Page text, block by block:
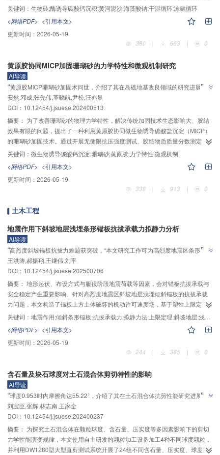
本文以黄河泥沙作为添加组分，将其引入基于酶诱导碳酸钙沉积（EICP）和海
藻酸钠制备石英砂砖的工艺中，通过测试砂砖在正常、酸性、干湿循环及冻融
循环4种环境下的强度、吸水率和微观结构，并基于机理分析，探讨掺入黄河泥
沙对石英砂砖性能的影响。结果表明：海藻酸钠的掺入可有效提高EICP处理石
英砂砖的强度，其强化效应既源于碳酸钙含量的增加，也与砂砖内部结构及碳
固结石英砂砖的抗压与抗折强度越大；在黄河泥沙最佳掺量下，砂砖的抗压与
抗折强度可分别提高1.09和0.97倍，且其对干湿、冻融循环及酸性环境的适应
能力显著增强。海藻酸钠为Ca2+ 的沉淀提供成核位点，促使碳酸钙在海藻酸大
分子网格中生长；黄河泥沙被碳酸钙晶体和海藻酸钙凝胶包裹，形成“海藻酸钙
凝胶-碳酸钙-黄河泥沙-石英砂”的四相单元结构，颗粒之间的黏聚力增大，结构
也更为致密。
关键词： 生物砖;酶诱导碳酸钙沉积;黄河泥沙;海藻酸钠;干湿循环;冻融循环
<网络PDF> <引用本文>
更新时间： 2026-05-19
380
| 663 | 0
黄原胶协同MICP加固珊瑚砂的力学特性和微观机制研究
AI导读
“黄原胶MICP珊瑚砂加固术问世，介绍了其在岛礁地基改良领域的研究进展，
研究团队建立了协同胶结体系，为解决传统加固生态影响大难题提供解决方
案。 ”
”
安然,邓成,张先伟,革晓航,尹松,汪亦显
DOI： 10.12454/j.jsuese.202400513
摘要： 为了改善珊瑚砂的物理力学特性，解决传统加固技术生态影响大、胶结
效果有限的问题，提出了一种利用黄原胶协同微生物诱导碳酸盐沉淀（MICP）
的珊瑚砂加固技术。通过开展无侧限抗压强度测试、胶结物质质量分数测定、
扫描电子显微镜（SEM）观测、X射线衍射（XRD）分析、计算机断层扫描
（CT）及细菌留存率监测等系统性的室内试验，研究了黄原胶掺量对固化珊瑚
砂力学特性和微观结构的影响规律，讨论了其加固机理。研究结果表明：经胶
结物质质量分数测定试验测得，与未掺入黄原胶的试样相比，掺入0.5%～2.0%
黄原胶后的胶结物质的质量分数增加了53.57%～88.43%；在黄原胶掺量为
试样的强度与变形性能得到大幅提高；结合SEM和XRD试验结果，发现黄原胶
为碳酸钙晶体重组提供更多的成核位点，形成体积更大的六面体菱形状方解
石，并促进“黄原胶-碳酸钙”团聚物的生成，增大颗粒间的黏结力与咬合作用，
进而提高颗粒的胶结强度；CT扫描试验表明，黄原胶与MICP的协同改性可有效
减小试样孔隙率和等效孔径，优化颗粒的空间排布，提高整体密实度。研究成
果对于岛礁珊瑚砂地基加固工程设计和施工具有一定借鉴和参考作用。
关键词： 微生物诱导碳酸钙沉淀;珊瑚砂;黄原胶;力学特性;微观机制
<网络PDF> <引用本文>
更新时间： 2026-05-19
338
| 913 | 0
土木工程
地震作用下斜坡地层浅埋条形锚板抗拔承载力拟静力分析
AI导读
“高烈度斜坡锚板抗拔力难题获突破，“本文研究工作可为高烈度地震区条形锚板
基础的设计及施工提供一定的理论参考”，团队构建解析模型并验证可靠性。
”
王洪涛,郝振翔,王继伟,刘平
DOI： 10.12454/j.jsuese.202500706
摘要： 地形起伏、布设方式与服役阶段地震荷载等因素，会对锚板抗拔承载与
安全稳定产生重要影响。针对高烈度地震区斜坡地层浅埋倾斜锚板的抗拔承载
力问题，本文构造了锚板上方土体破坏的机动许可速度场，基于塑性上限定理
与拟静力法，结合非线性Mohr‒Coulomb强度准则，推导出了地震作用下锚板
抗拔承载力、土体破裂曲线的解析表达式，揭示了锚板设计参数、土体参数及
地震力等因素对锚板抗拔承载力与土体破坏范围的影响规律。结果表明：锚板
抗拔承载力与埋深比、土体初始黏聚力、土体重度及地表荷载成正比，与锚板
倾角、地表倾角、非线性系数及地震力成反比；土体破坏范围与地震力、初始
成负相关。通过参数退化分析验证了本文方法的计算结果与Murray等理论解在
变化趋势与数值量级上均高度一致；进一步地，通过开展3种不同工况下的12组
数值模拟，发现理论解析解与数值模拟结果具有高度一致性，充分验证了本文
理论方法的正确性和可靠性。本文研究工作可为高烈度地震区条形锚板基础的
设计及施工提供一定的理论参考，能够帮助优化锚板设计，提高其在地震荷载
作用下的安全性和稳定性。
关键词： 地震作用;倾斜条形锚板;抗拔承载力;拟静力法;上限定理;斜坡地层;浅埋锚板
<网络PDF> <引用本文>
更新时间： 2026-05-19
244
| 385 | 0
含石量及块石球度对土石混合体剪切特性的影响
AI导读
“球度0.953时内摩擦角达55.22°，介绍了其在土石混合体抗剪性能研究进展，
团队建立多因子试验体系，为工程颗粒选型提供依据。
”
刘宝臣,张辉,林志南,王家全
DOI： 10.12454/j.jsuese.202400237
摘要： 为探究土石混合体在颗粒球度、含石量、压实度等多因素影响下的剪切
力学性能演变规律，本文使用自主研发的颗粒加工设备加工4种不同球度颗粒，
并利用DW1280型大型直剪测试系统开展了24组不同含石量、压实度、球度的